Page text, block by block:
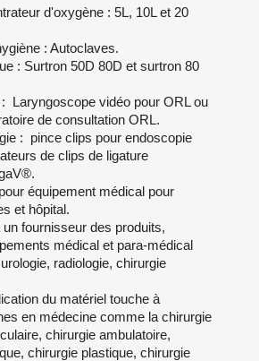
d'oxygène : 5L, 10L et 20
: Autoclaves.
: Surtron 50D 80D et surtron 80
Laryngoscope vidéo pour ORL ou
de consultation ORL.
: pince clips pour endoscopie
de clips de ligature
équipement médical pour
et hôpital.
fournisseur des produits,
médical et para-médical
radiologie, chirurgie
du matériel touche à
en médecine comme la chirurgie
chirurgie ambulatoire,
chirurgie plastique, chirurgie